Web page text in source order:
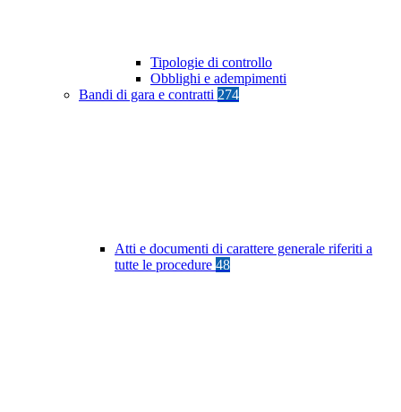
Tipologie di controllo
Obblighi e adempimenti
Bandi di gara e contratti 274
Atti e documenti di carattere generale riferiti a
tutte le procedure 48